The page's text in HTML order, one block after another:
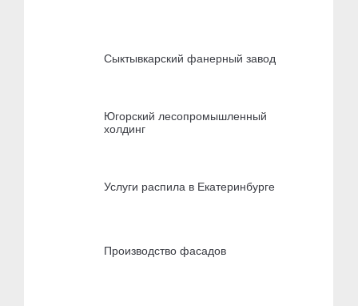
Сыктывкарский фанерный завод
Югорский лесопромышленный
холдинг
Услуги распила в Екатеринбурге
Производство фасадов